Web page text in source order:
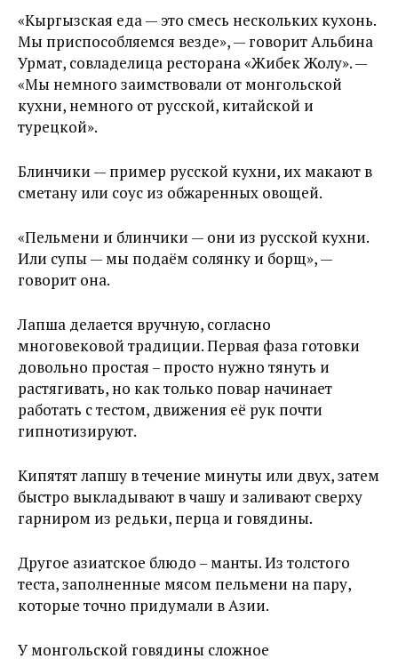
«Кыргызская еда — это смесь нескольких кухонь.
Мы приспособляемся везде», — говорит Альбина
Урмат, совладелица ресторана «Жибек Жолу». —
«Мы немного заимствовали от монгольской
кухни, немного от русской, китайской и
турецкой».
Блинчики — пример русской кухни, их макают в
сметану или соус из обжаренных овощей.
«Пельмени и блинчики — они из русской кухни.
Или супы — мы подаём солянку и борщ», —
говорит она.
Лапша делается вручную, согласно
многовековой традиции. Первая фаза готовки
довольно простая – просто нужно тянуть и
растягивать, но как только повар начинает
работать с тестом, движения её рук почти
гипнотизируют.
Кипятят лапшу в течение минуты или двух, затем
быстро выкладывают в чашу и заливают сверху
гарниром из редьки, перца и говядины.
Другое азиатское блюдо – манты. Из толстого
теста, заполненные мясом пельмени на пару,
которые точно придумали в Азии.
У монгольской говядины сложное